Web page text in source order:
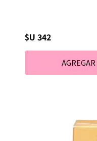
$U 342